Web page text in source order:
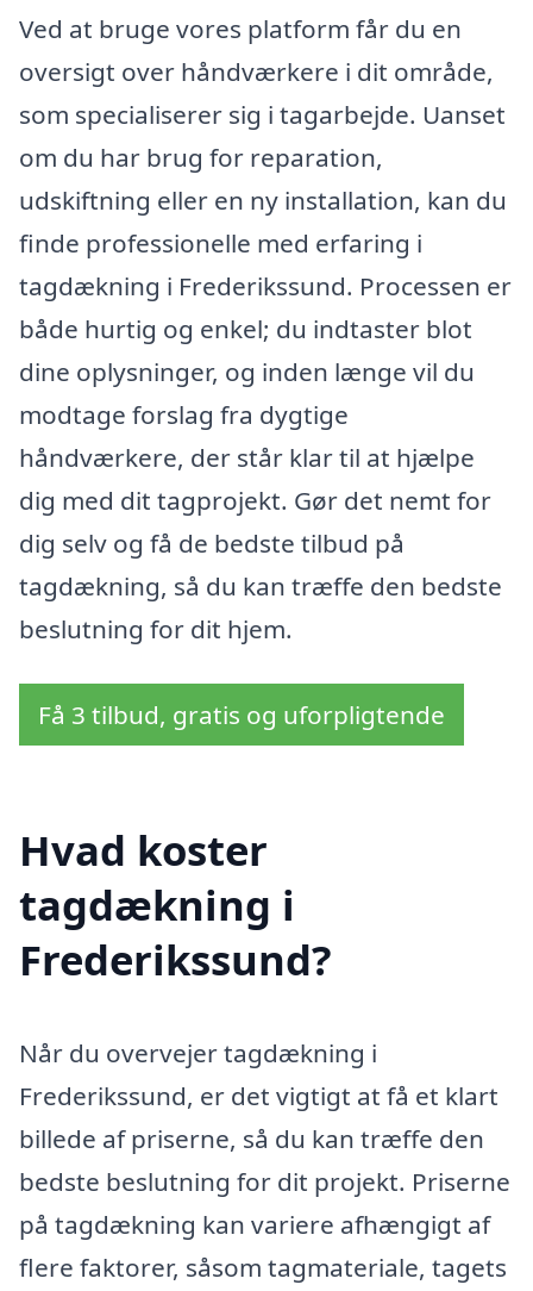
Ved at bruge vores platform får du en
oversigt over håndværkere i dit område,
som specialiserer sig i tagarbejde. Uanset
om du har brug for reparation,
udskiftning eller en ny installation, kan du
finde professionelle med erfaring i
tagdækning i Frederikssund. Processen er
både hurtig og enkel; du indtaster blot
dine oplysninger, og inden længe vil du
modtage forslag fra dygtige
håndværkere, der står klar til at hjælpe
dig med dit tagprojekt. Gør det nemt for
dig selv og få de bedste tilbud på
tagdækning, så du kan træffe den bedste
beslutning for dit hjem.
Få 3 tilbud, gratis og uforpligtende
Hvad koster
tagdækning i
Frederikssund?
Når du overvejer tagdækning i
Frederikssund, er det vigtigt at få et klart
billede af priserne, så du kan træffe den
bedste beslutning for dit projekt. Priserne
på tagdækning kan variere afhængigt af
flere faktorer, såsom tagmateriale, tagets